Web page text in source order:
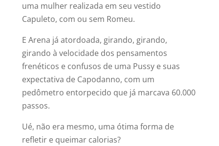
uma mulher realizada em seu vestido
Capuleto, com ou sem Romeu.
E Arena já atordoada, girando, girando,
girando à velocidade dos pensamentos
frenéticos e confusos de uma Pussy e suas
expectativa de Capodanno, com um
pedômetro entorpecido que já marcava 60.000
passos.
Ué, não era mesmo, uma ótima forma de
refletir e queimar calorias?